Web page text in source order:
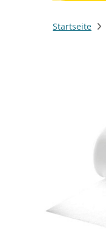
Startseite